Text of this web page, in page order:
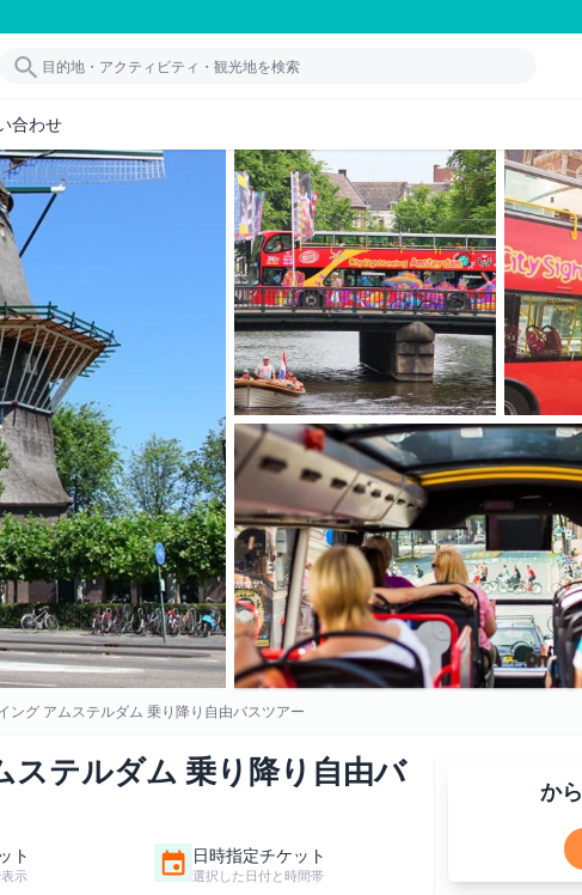
合わせ
ング アムステルダム 乗り降り自由バスツアー
テルダム 乗り降り自由バ
ト
示
日時指定チケット
選択した日付と時間帯
から